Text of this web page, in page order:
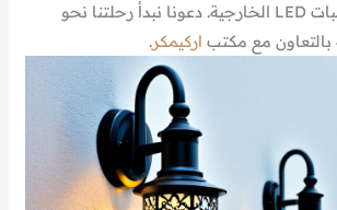
ولمبات LED الخارجية. دعونا نبدأ رحلتنا نحو
مع مكتب اركيمكر.